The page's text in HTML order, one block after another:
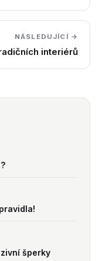
NÁSLEDUJÍCÍ →
interiérů
šperky